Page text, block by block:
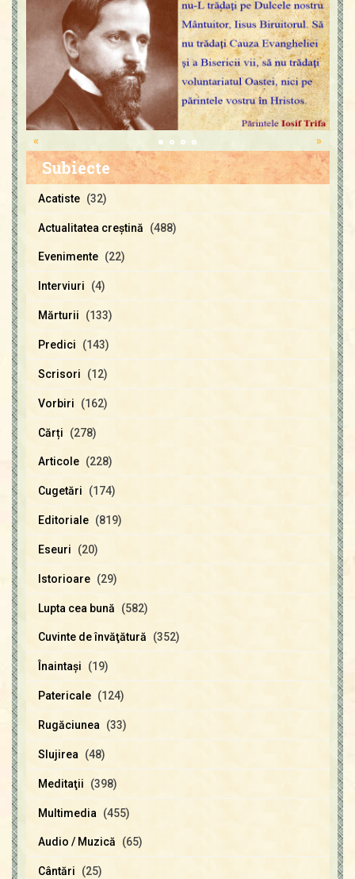
»
«
Subiecte
Acatiste (32)
Actualitatea creştină (488)
Evenimente (22)
Interviuri (4)
Mărturii (133)
Predici (143)
Scrisori (12)
Vorbiri (162)
Cărți (278)
Articole (228)
Cugetări (174)
Editoriale (819)
Eseuri (20)
Istorioare (29)
Lupta cea bună (582)
Cuvinte de învăţătură (352)
Înaintaşi (19)
Patericale (124)
Rugăciunea (33)
Slujirea (48)
Meditaţii (398)
Multimedia (455)
Audio / Muzică (65)
Cântări (25)